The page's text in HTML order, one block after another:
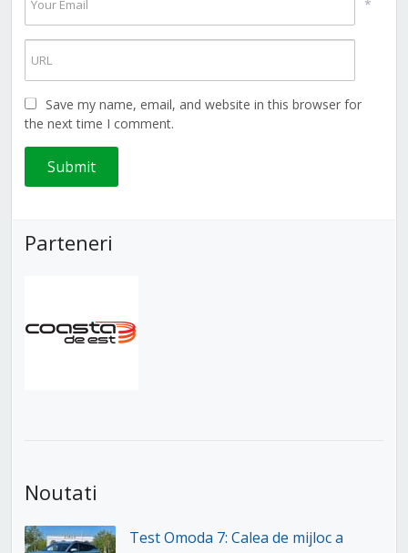
*
Save my name, email, and website in this browser for
the next time I comment.
Parteneri
Noutati
Test Omoda 7: Calea de mijloc a